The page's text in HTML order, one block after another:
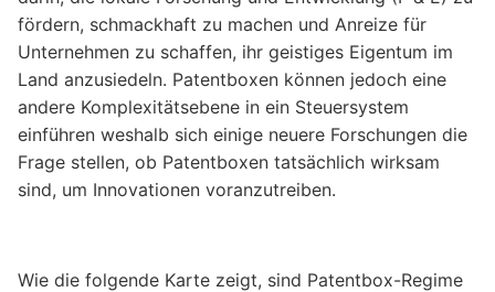
fördern, schmackhaft zu machen und Anreize für
Unternehmen zu schaffen, ihr geistiges Eigentum im
Land anzusiedeln. Patentboxen können jedoch eine
andere Komplexitätsebene in ein Steuersystem
einführen weshalb sich einige neuere Forschungen die
Frage stellen, ob Patentboxen tatsächlich wirksam
sind, um Innovationen voranzutreiben.
Wie die folgende Karte zeigt, sind Patentbox-Regime